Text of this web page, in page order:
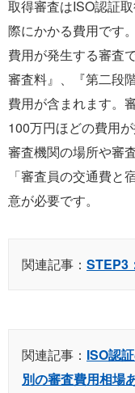
取得審査はISO認証
際にかかる費用です
費用が発生する審査
審査料』、『第二段
費用が含まれます。
100万円ほどの費用が
審査機関の場所や審
「審査員の交通費と
意が必要です。
関連記事： STEP3
関連記事： ISO認
別の審査費用相場